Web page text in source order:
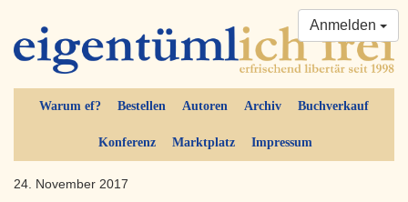
Warum ef? Bestellen Autoren Archiv Buchverkauf
Konferenz Marktplatz Impressum
Anmelden
24. November 2017